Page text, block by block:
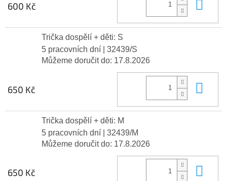
600 Kč
Trička dospělí + děti: S
5 pracovních dní
| 32439/S
Můžeme doručit do: 17.8.2026
650 Kč
Trička dospělí + děti: M
5 pracovních dní
| 32439/M
Můžeme doručit do: 17.8.2026
650 Kč